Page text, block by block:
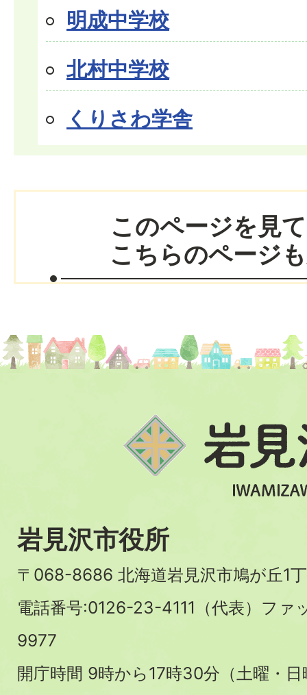
明成中学校
北村中学校
くりさわ学舎
このページを見
こちらのページ
岩見沢市役所
〒068-8686 北海道岩見沢市鳩が丘1
電話番号:0126-23-4111（代表）フ
9977
開庁時間 9時から17時30分（土曜・